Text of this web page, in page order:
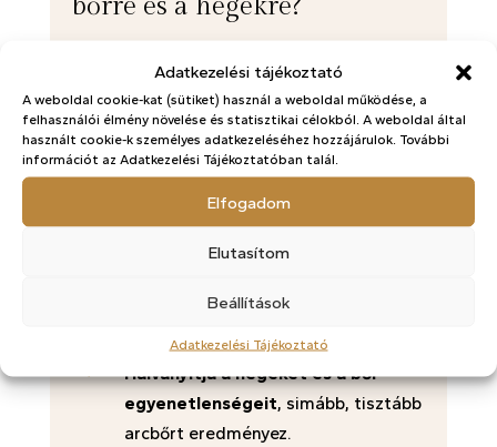
Adatkezelési tájékoztató
A weboldal cookie-kat (sütiket) használ a weboldal működése, a
felhasználói élmény növelése és statisztikai célokból. A weboldal által
használt cookie-k személyes adatkezeléséhez hozzájárulok. További
információt az Adatkezelési Tájékoztatóban talál.
Elfogadom
Elutasítom
Beállítások
Adatkezelési Tájékoztató
bőrre és a hegekre?
problémás, aknéra hajlamos bőr
kezelésében:
$ Mélytisztítja a pórusokat,
eltávolítva a szennyeződéseket és a
felesleges faggyút.
megelőzni az újabb pattanások
$
Halványítja a hegeket és a bőr
egyenetlenségeit, simább, tisztább
arcbőrt eredményez.